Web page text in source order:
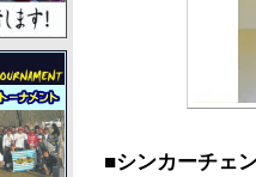
■シンカーチェ